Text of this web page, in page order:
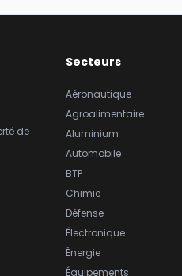
de
Secteurs
Aéronautique
Agroalimentaire
Aluminium
Automobile
BTP
Chimie
Défense
Électronique
Énergie
Équipements